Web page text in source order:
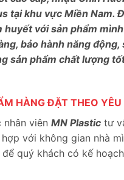
tại khu vực Miền Nam.
huyết với sản phẩm
bảo hành năng động,
sản phẩm chất lượng
HÀNG ĐẶT THEO YÊU
nhân viên MN Plastic tư
với không gian nhà
quý khách có kế